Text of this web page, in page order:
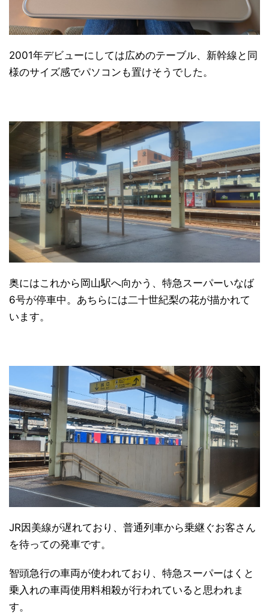
2001年デビューにしては広めのテーブル、新幹線と同
様のサイズ感でパソコンも置けそうでした。
奥にはこれから岡山駅へ向かう、特急スーパーいなば
6号が停車中。あちらには二十世紀梨の花が描かれて
います。
JR因美線が遅れており、普通列車から乗継ぐお客さん
を待っての発車です。
智頭急行の車両が使われており、特急スーパーはくと
乗入れの車両使用料相殺が行われていると思われま
す。